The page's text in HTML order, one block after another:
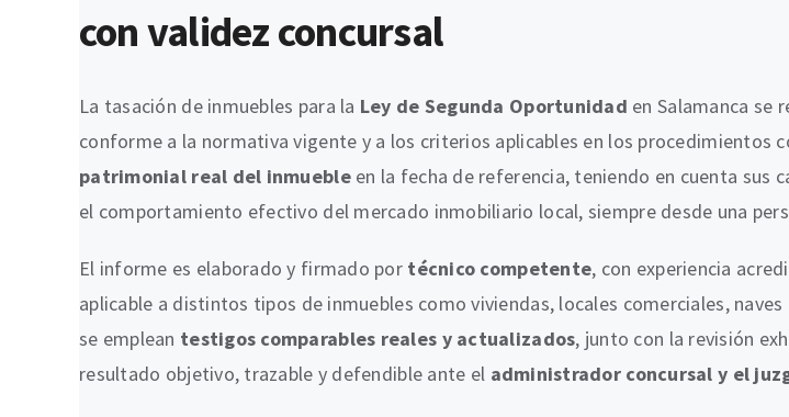
con validez concursal
La tasación de inmuebles para la Ley de Segunda Oportunidad en Salamanca se
conforme a la normativa vigente y a los criterios aplicables en los procedimientos
patrimonial real del inmuebleen la fecha de referencia, teniendo en cuenta sus
el comportamiento efectivo del mercado inmobiliario local, siempre desde una
El informe es elaborado y firmado por técnico competente, con experiencia
aplicable a distintos tipos de inmuebles como viviendas, locales comerciales,
se emplean testigos comparables reales y actualizados, junto con la revisión
resultado objetivo, trazable y defendible ante el administrador concursal y el